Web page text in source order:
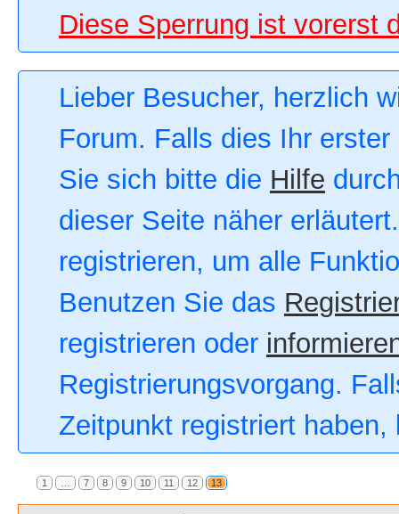
Diese Sperrung ist vorerst
Lieber Besucher, herzlich
Forum. Falls dies Ihr
Sie sich bitte die Hilfe
dieser Seite näher
registrieren, um alle
Benutzen Sie das
registrieren oder
Registrierungsvorgang.
Zeitpunkt registriert
1 … 7 8 9 10 11 12 13